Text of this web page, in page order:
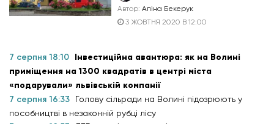
Автор: Аліна Бекерук
3 ЖОВТНЯ 2020 В 12:00
7 серпня 18:10 Інвестиційна авантюра: як на Волині
приміщення на 1300 квадратів в центрі міста
«подарували» львівській компанії
7 серпня 16:33
Голову сільради на Волині підозрюють у
пособництві в незаконній рубці лісу